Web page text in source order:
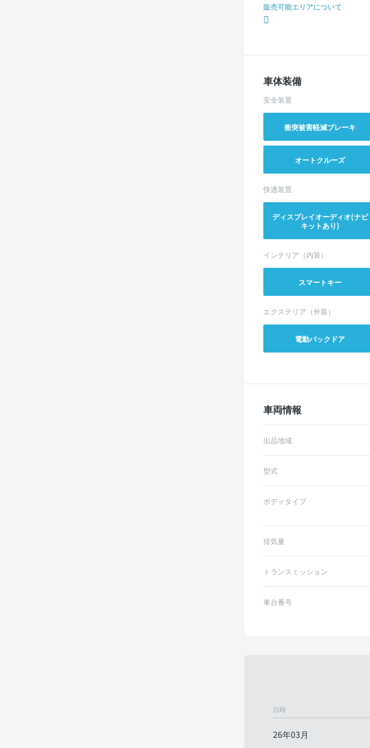
販売可能エリアについて
車体装備
安全装置
衝突被害軽減ブレーキ
オートクルーズ
快適装置
ディスプレイオーディオ(ナビ
キットあり)
インテリア（内装）
スマートキー
エクステリア（外装）
電動バックドア
車両情報
出品地域
型式
ボディタイプ
排気量
トランスミッション
車台番号
日時
26年03月